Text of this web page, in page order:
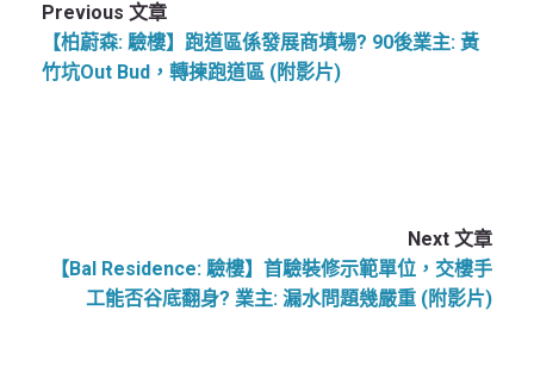
Previous 文章
【柏蔚森: 驗樓】跑道區係發展商墳場? 90後業主: 黃
竹坑Out Bud，轉揀跑道區 (附影片)
Next 文章
【Bal Residence: 驗樓】首驗裝修示範單位，交樓手
工能否谷底翻身? 業主: 漏水問題幾嚴重 (附影片)